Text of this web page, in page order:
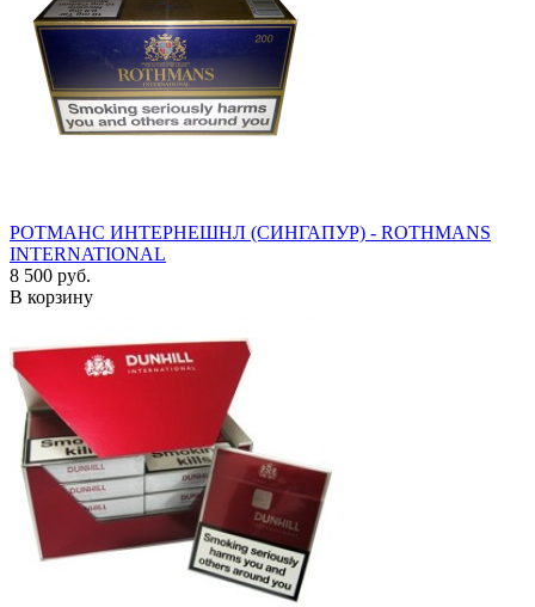
РОТМАНС ИНТЕРНЕШНЛ (СИНГАПУР) - ROTHMANS
INTERNATIONAL
8 500 руб.
В корзину